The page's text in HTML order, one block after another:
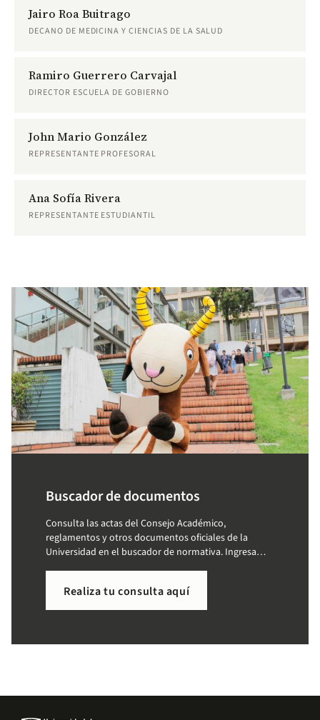
Jairo Roa Buitrago
DECANO DE MEDICINA Y CIENCIAS DE LA SALUD
Ramiro Guerrero Carvajal
DIRECTOR ESCUELA DE GOBIERNO
John Mario González
REPRESENTANTE PROFESORAL
Ana Sofía Rivera
REPRESENTANTE ESTUDIANTIL
Buscador de documentos
Consulta las actas del Consejo Académico,
reglamentos y otros documentos oficiales de la
Universidad en el buscador de normativa. Ingresa
Realiza tu consulta aquí